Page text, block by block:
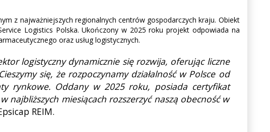
z najważniejszych regionalnych centrów gospodarczych kraju. Obiekt
Logistics Polska. Ukończony w 2025 roku projekt odpowiada na
oraz usług logistycznych.
logistyczny dynamicznie się rozwija, oferując liczne
się, że rozpoczynamy działalność w Polsce od
rynkowe. Oddany w 2025 roku, posiada certyfikat
najbliższych miesiącach rozszerzyć naszą obecność w
REIM.